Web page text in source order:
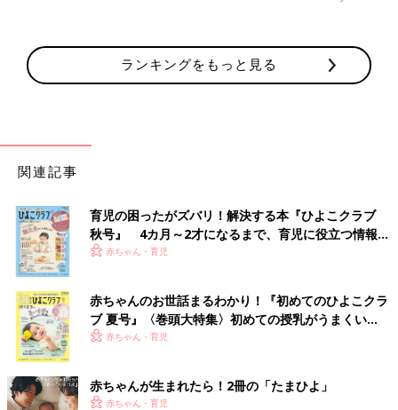
ランキングをもっと見る
関連記事
育児の困ったがズバリ！解決する本『ひよこクラブ
秋号』 4カ月～2才になるまで、育児に役立つ情報が
いっぱい！
赤ちゃん・育児
赤ちゃんのお世話まるわかり！『初めてのひよこクラ
ブ 夏号』〈巻頭大特集〉初めての授乳がうまくい
く！ おっぱい・ミルクの基本と夏のトラブル 解決テ
赤ちゃん・育児
赤ちゃんが生まれたら！2冊の「たまひよ」
赤ちゃん・育児